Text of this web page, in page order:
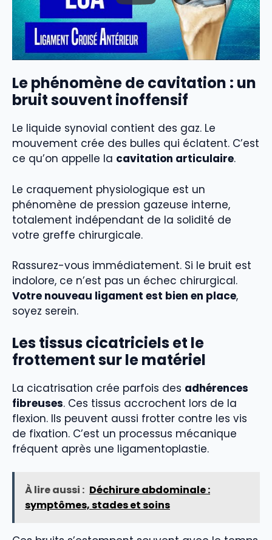
Le phénomène de cavitation : un
bruit souvent inoffensif
Le liquide synovial contient des gaz. Le
mouvement crée des bulles qui éclatent. C’est
ce qu’on appelle la cavitation articulaire.
Le craquement physiologique est un
phénomène de pression gazeuse interne,
totalement indépendant de la solidité de
votre greffe chirurgicale.
Rassurez-vous immédiatement. Si le bruit est
indolore, ce n’est pas un échec chirurgical.
Votre nouveau ligament est bien en place,
soyez serein.
Les tissus cicatriciels et le
frottement sur le matériel
La cicatrisation crée parfois des adhérences
fibreuses. Ces tissus accrochent lors de la
flexion. Ils peuvent aussi frotter contre les vis
de fixation. C’est un processus mécanique
fréquent après une ligamentoplastie.
À lire aussi : Déchirure abdominale :
symptômes, stades et soins